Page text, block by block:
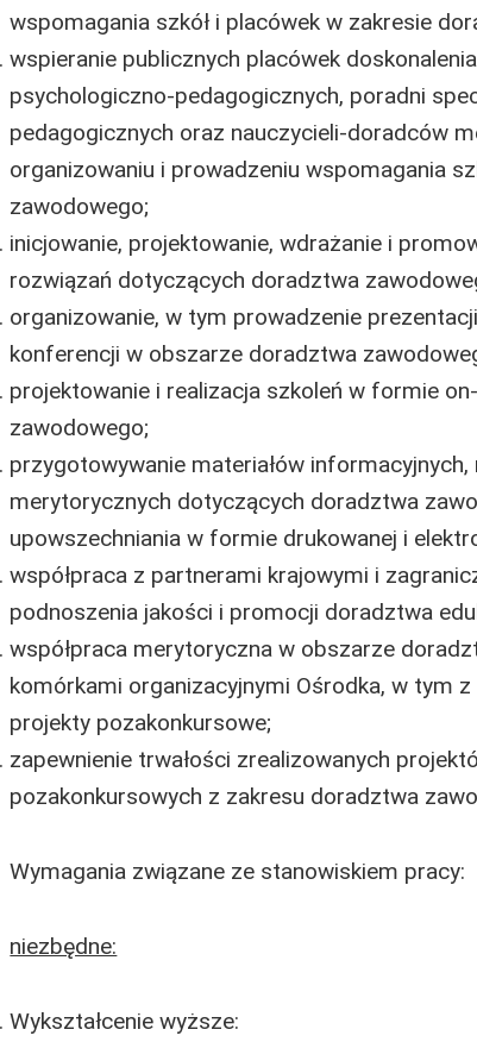
wspomagania szkół i placówek w zakresie
wspieranie publicznych placówek
psychologiczno-pedagogicznych, poradni
pedagogicznych oraz nauczycieli-doradców
organizowaniu i prowadzeniu wspomagania
zawodowego;
inicjowanie, projektowanie, wdrażanie i
rozwiązań dotyczących doradztwa
organizowanie, w tym prowadzenie
konferencji w obszarze doradztwa
projektowanie i realizacja szkoleń w formie
zawodowego;
przygotowywanie materiałów
merytorycznych dotyczących doradztwa
upowszechniania w formie drukowanej i
współpraca z partnerami krajowymi i
podnoszenia jakości i promocji doradztwa
współpraca merytoryczna w obszarze
komórkami organizacyjnymi Ośrodka, w tym z
projekty pozakonkursowe;
zapewnienie trwałości zrealizowanych
pozakonkursowych z zakresu doradztwa
Wymagania związane ze stanowiskiem pracy:
niezbędne:
Wykształcenie wyższe: